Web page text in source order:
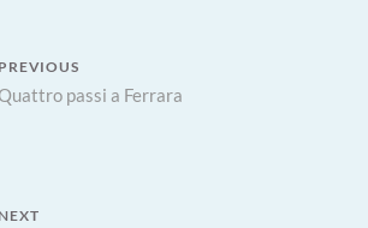
PREVIOUS
passi a Ferrara
NEXT